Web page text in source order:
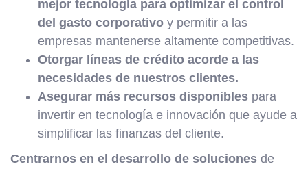
mejor tecnología para optimizar el control
del gasto corporativo y permitir a las
empresas mantenerse altamente competitivas.
Otorgar líneas de crédito acorde a las
necesidades de nuestros clientes.
Asegurar más recursos disponibles para
invertir en tecnología e innovación que ayude a
simplificar las finanzas del cliente.
Centrarnos en el desarrollo de soluciones de